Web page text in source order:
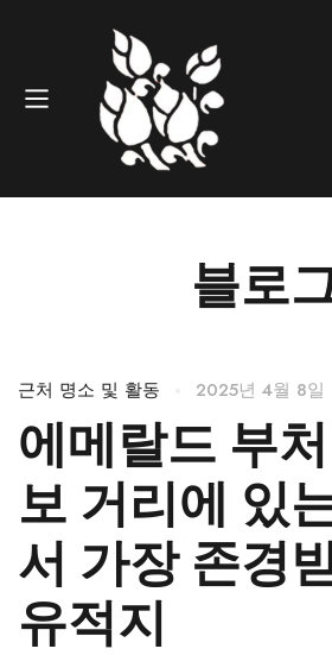
블로
근처 명소 및 활동 2025년 4월 8일
에메랄드 부
보 거리에 있
서 가장 존경
유적지